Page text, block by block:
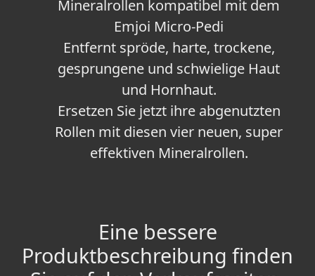
Mineralrollen kompatibel mit dem
Emjoi Micro-Pedi
Entfernt spröde, harte, trockene,
gesprungene und schwielige Haut
und Hornhaut.
Ersetzen Sie jetzt ihre abgenutzten
Rollen mit diesen vier neuen, super
effektiven Mineralrollen.
Eine bessere
Produktbeschreibung finden